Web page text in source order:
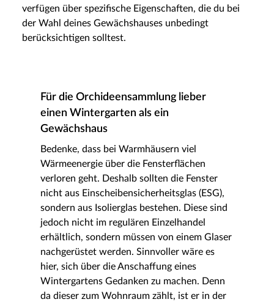
verfügen über spezifische Eigenschaften, die du bei
der Wahl deines Gewächshauses unbedingt
berücksichtigen solltest.
Für die Orchideensammlung lieber
einen Wintergarten als ein
Gewächshaus
Bedenke, dass bei Warmhäusern viel
Wärmeenergie über die Fensterflächen
verloren geht. Deshalb sollten die Fenster
nicht aus Einscheibensicherheitsglas (ESG),
sondern aus Isolierglas bestehen. Diese sind
jedoch nicht im regulären Einzelhandel
erhältlich, sondern müssen von einem Glaser
nachgerüstet werden. Sinnvoller wäre es
hier, sich über die Anschaffung eines
Wintergartens Gedanken zu machen. Denn
da dieser zum Wohnraum zählt, ist er in der